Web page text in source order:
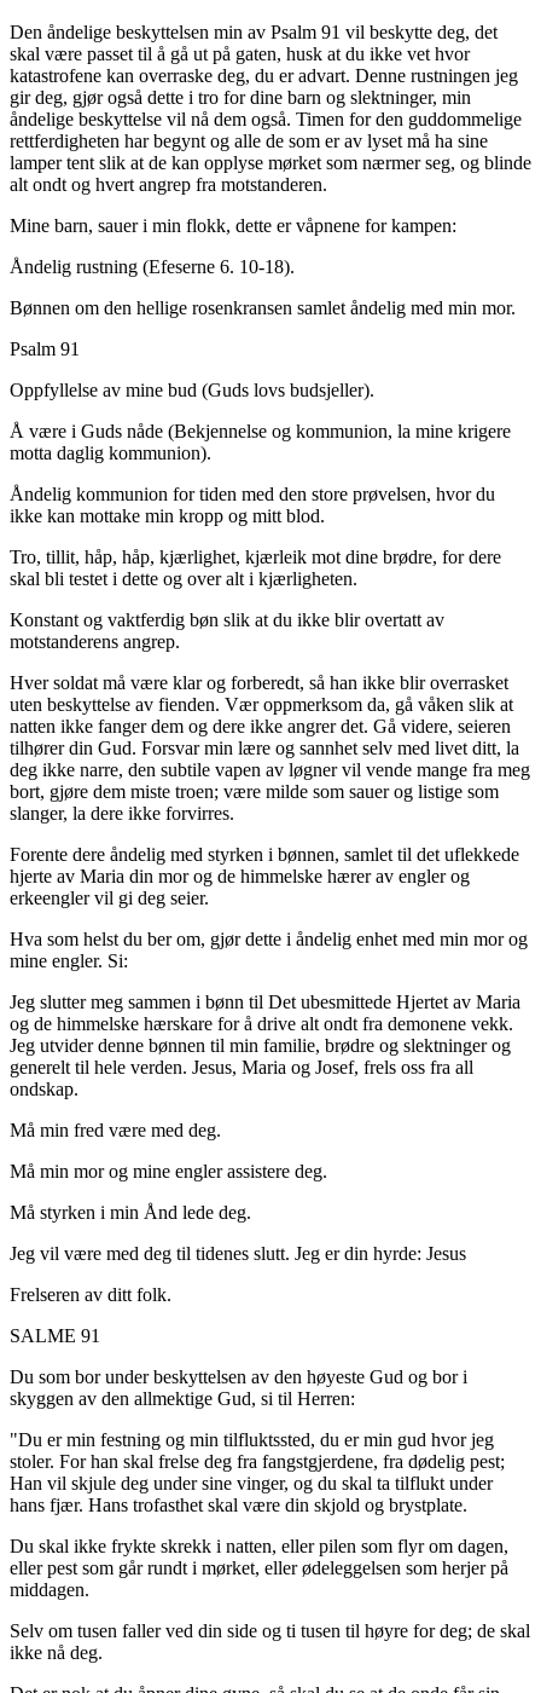
Den åndelige beskyttelsen min av Psalm 91 vil beskytte deg, det
skal være passet til å gå ut på gaten, husk at du ikke vet hvor
katastrofene kan overraske deg, du er advart. Denne rustningen jeg
gir deg, gjør også dette i tro for dine barn og slektninger, min
åndelige beskyttelse vil nå dem også. Timen for den guddommelige
rettferdigheten har begynt og alle de som er av lyset må ha sine
lamper tent slik at de kan opplyse mørket som nærmer seg, og blinde
alt ondt og hvert angrep fra motstanderen.
Mine barn, sauer i min flokk, dette er våpnene for kampen:
Åndelig rustning (Efeserne 6. 10-18).
Bønnen om den hellige rosenkransen samlet åndelig med min mor.
Psalm 91
Oppfyllelse av mine bud (Guds lovs budsjeller).
Å være i Guds nåde (Bekjennelse og kommunion, la mine krigere
motta daglig kommunion).
Åndelig kommunion for tiden med den store prøvelsen, hvor du
ikke kan mottake min kropp og mitt blod.
Tro, tillit, håp, håp, kjærlighet, kjærleik mot dine brødre, for dere
skal bli testet i dette og over alt i kjærligheten.
Konstant og vaktferdig bøn slik at du ikke blir overtatt av
motstanderens angrep.
Hver soldat må være klar og forberedt, så han ikke blir overrasket
uten beskyttelse av fienden. Vær oppmerksom da, gå våken slik at
natten ikke fanger dem og dere ikke angrer det. Gå videre, seieren
tilhører din Gud. Forsvar min lære og sannhet selv med livet ditt, la
deg ikke narre, den subtile vapen av løgner vil vende mange fra meg
bort, gjøre dem miste troen; være milde som sauer og listige som
slanger, la dere ikke forvirres.
Forente dere åndelig med styrken i bønnen, samlet til det uflekkede
hjerte av Maria din mor og de himmelske hærer av engler og
erkeengler vil gi deg seier.
Hva som helst du ber om, gjør dette i åndelig enhet med min mor og
mine engler. Si:
Jeg slutter meg sammen i bønn til Det ubesmittede Hjertet av Maria
og de himmelske hærskare for å drive alt ondt fra demonene vekk.
Jeg utvider denne bønnen til min familie, brødre og slektninger og
generelt til hele verden. Jesus, Maria og Josef, frels oss fra all
ondskap.
Må min fred være med deg.
Må min mor og mine engler assistere deg.
Må styrken i min Ånd lede deg.
Jeg vil være med deg til tidenes slutt. Jeg er din hyrde: Jesus
Frelseren av ditt folk.
SALME 91
Du som bor under beskyttelsen av den høyeste Gud og bor i
skyggen av den allmektige Gud, si til Herren:
"Du er min festning og min tilfluktssted, du er min gud hvor jeg
stoler. For han skal frelse deg fra fangstgjerdene, fra dødelig pest;
Han vil skjule deg under sine vinger, og du skal ta tilflukt under
hans fjær. Hans trofasthet skal være din skjold og brystplate.
Du skal ikke frykte skrekk i natten, eller pilen som flyr om dagen,
eller pest som går rundt i mørket, eller ødeleggelsen som herjer på
middagen.
Selv om tusen faller ved din side og ti tusen til høyre for deg; de skal
ikke nå deg.